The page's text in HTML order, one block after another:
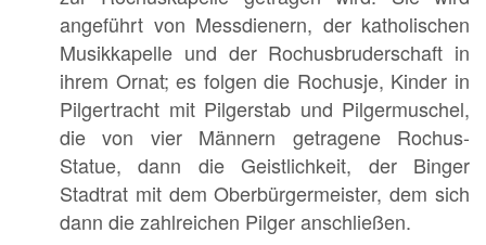
angeführt von Messdienern, der katholischen
Musikkapelle und der Rochusbruderschaft in
ihrem Ornat; es folgen die Rochusje, Kinder in
Pilgertracht mit Pilgerstab und Pilgermuschel,
die von vier Männern getragene Rochus-
Statue, dann die Geistlichkeit, der Binger
Stadtrat mit dem Oberbürgermeister, dem sich
dann die zahlreichen Pilger anschließen.